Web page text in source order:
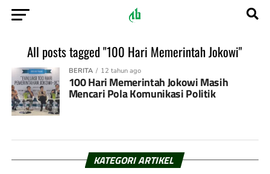
All posts tagged "100 Hari Memerintah Jokowi"
BERITA 12 tahun ago
100 Hari Memerintah Jokowi Masih
Mencari Pola Komunikasi Politik
KATEGORI ARTIKEL